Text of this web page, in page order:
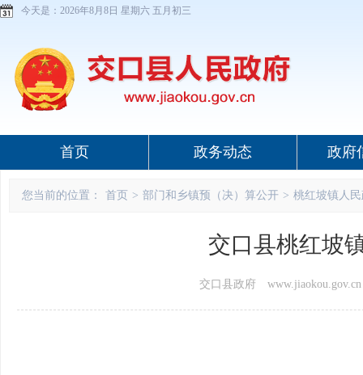
今天是： 2026年8月8日 星期六 五月初三
首页 政务动态 政府
您当前的位置： 首页 > 部门和乡镇预（决）算公开 > 桃红坡镇人
交口县桃红坡
交口县政府 www.jiaokou.gov.cn